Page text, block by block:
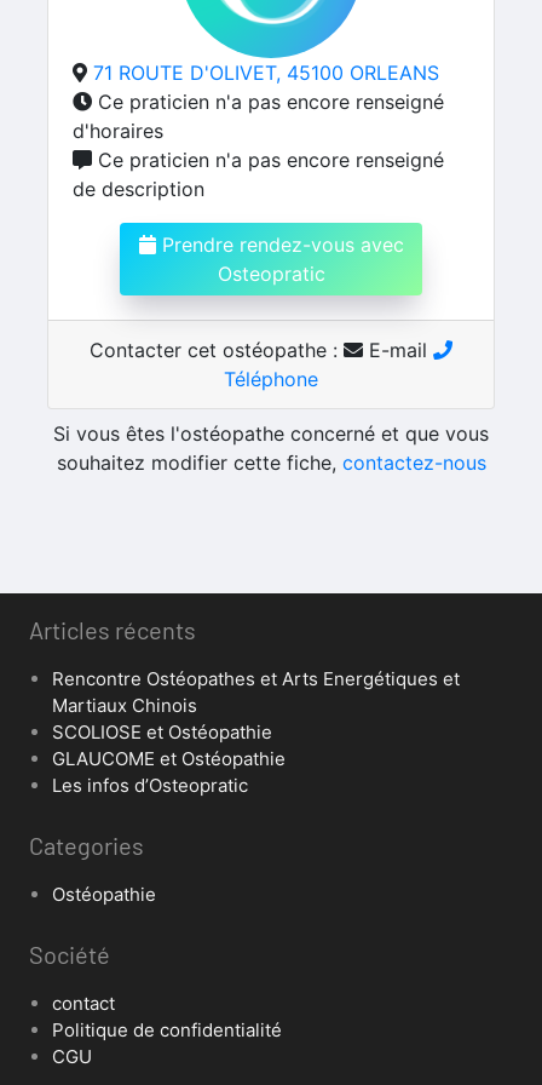
71 ROUTE D'OLIVET, 45100 ORLEANS
Ce praticien n'a pas encore renseigné
d'horaires
Ce praticien n'a pas encore renseigné
de description
Prendre rendez-vous avec
Osteopratic
Contacter cet ostéopathe :
E-mail
Téléphone
Si vous êtes l'ostéopathe concerné et que vous
souhaitez modifier cette fiche, contactez-nous
Articles récents
Rencontre Ostéopathes et Arts Energétiques et
Martiaux Chinois
SCOLIOSE et Ostéopathie
GLAUCOME et Ostéopathie
Les infos d’Osteopratic
Categories
Ostéopathie
Société
contact
Politique de confidentialité
CGU